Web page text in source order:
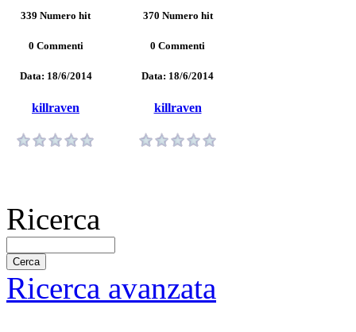
339 Numero hit
0 Commenti
Data: 18/6/2014
killraven
370 Numero hit
0 Commenti
Data: 18/6/2014
killraven
Ricerca
Ricerca avanzata